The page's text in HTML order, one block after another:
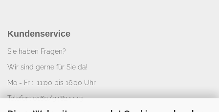
Kundenservice
Sie haben Fragen?
Wir sind gerne für Sie da!
Mo - Fr : 11:00 bis 16:00 Uhr
Telefon: 0160/94824443